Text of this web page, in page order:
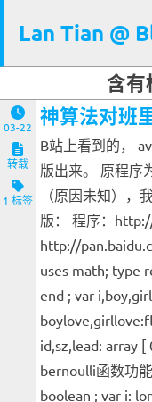
Lan Tian @
含有
03-22
转载
1 标签
神算法对班
B站上看到的，
版出来。 原程序
（原因未知），
版： 程序：
http://
uses math; type
end ; var
id,sz,lead: array
bernoulli函数功
boolean ; var i: